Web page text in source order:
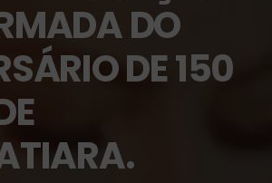
DO
DE 150